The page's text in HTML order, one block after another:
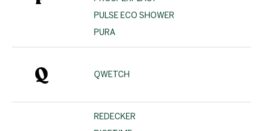
PULSE ECO SHOWER
PURA
Q QWETCH
REDECKER